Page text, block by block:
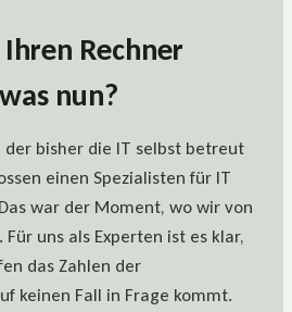
Rechner
nun?
der bisher die IT selbst betreut
einen Spezialisten für IT
war der Moment, wo wir von
Für uns als Experten ist es klar,
das Zahlen der
keinen Fall in Frage kommt.